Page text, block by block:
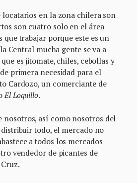
locatarios en la zona chilera son
son cuatro solo en el área
que trabajar porque este es un
Central mucha gente se va a
es jitomate, chiles, cebollas y
primera necesidad para el
Cardozo, un comerciante de
El Loquillo.
nosotros, así como nosotros del
todo, el mercado no
a todos los mercados
vendedor de picantes de